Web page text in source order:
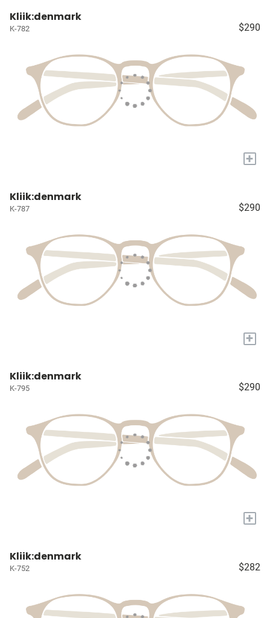
Kliik:denmark
K-782 $290
+
Kliik:denmark
K-787 $290
+
Kliik:denmark
K-795 $290
+
Kliik:denmark
K-752 $282